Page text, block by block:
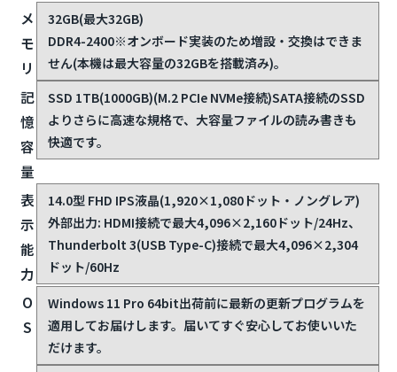
メ
モ
リ
32GB(最大32GB)
DDR4-2400※オンボード実装のため増設・交換はできま
せん(本機は最大容量の32GBを搭載済み)。
記
憶
容
量
SSD 1TB(1000GB)(M.2 PCIe NVMe接続)SATA接続のSSD
よりさらに高速な規格で、大容量ファイルの読み書きも
快適です。
表
示
能
力
14.0型 FHD IPS液晶(1,920×1,080ドット・ノングレア)
外部出力: HDMI接続で最大4,096×2,160ドット/24Hz、
Thunderbolt 3(USB Type-C)接続で最大4,096×2,304
ドット/60Hz
O
S
Windows 11 Pro 64bit出荷前に最新の更新プログラムを
適用してお届けします。届いてすぐ安心してお使いいた
だけます。